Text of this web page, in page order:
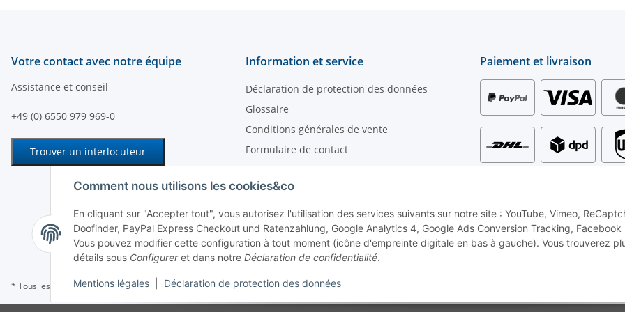
Comment nous utilisons les cookies&co
En cliquant sur "Accepter tout", vous autorisez l'utilisation des services suivants sur notre site : YouTube, Vimeo,
Doofinder, PayPal Express Checkout und Ratenzahlung, Google Analytics 4, Google Ads Conversion Tracking, Facebook
Vous pouvez modifier cette configuration à tout moment (icône d'empreinte digitale en bas à gauche). Vous trouverez
détails sous Configureret dans notre Déclaration de confidentialité.
Mentions légales Déclaration de protection des données
Votre contact avec notre équipe
Assistance et conseil
+49 (0) 6550 979 969-0
Trouver un interlocuteur
Information et service
Déclaration de protection des données
Glossaire
Conditions générales de vente
Formulaire de contact
Moyens de paiement
Informations sur la livraison
Mentions légales
Informations sur la loi relative aux piles
Droit de rétractation
Paiement et livraison
* Tous les prix sont indiqués hors taxes,frais d'expéditionexclus.